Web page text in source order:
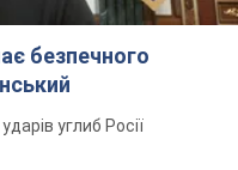
безпечного
углиб Росії